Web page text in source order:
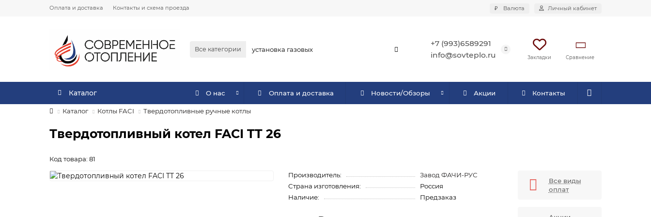
Оплата и доставка Контакты и схема проезда ₽ Валюта Личный кабинет
Все категории
+7 (993)6589291
info@sovteplo.ru
Закладки Сравнение
Каталог О нас Оплата и доставка Новости/Обзоры Акции Контакты
Каталог Котлы FACI Твердотопливные ручные котлы
Твердотопливный котел FACI TT 26
Код товара: 81
Производитель:
Завод ФАЧИ-РУС
Страна изготовления:
Россия
Наличие:
Предзаказ
Все виды
оплат